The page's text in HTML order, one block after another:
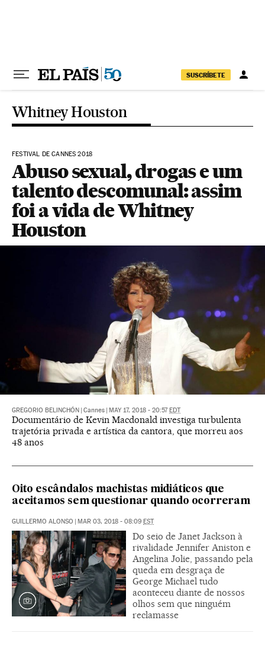
SUSCRÍBETE
Whitney Houston
FESTIVAL DE CANNES 2018
Abuso sexual, drogas e um
talento descomunal: assim
foi a vida de Whitney
Houston
GREGORIO BELINCHÓN Cannes MAY 17, 2018 - 20:57 EDT
Documentário de Kevin Macdonald investiga turbulenta
trajetória privada e artística da cantora, que morreu aos
48 anos
Oito escândalos machistas midiáticos que
aceitamos sem questionar quando ocorreram
GUILLERMO ALONSO MAR 03, 2018 - 08:09 EST
Do seio de Janet Jackson à
rivalidade Jennifer Aniston e
Angelina Jolie, passando pela
queda em desgraça de
George Michael tudo
aconteceu diante de nossos
olhos sem que ninguém
reclamasse